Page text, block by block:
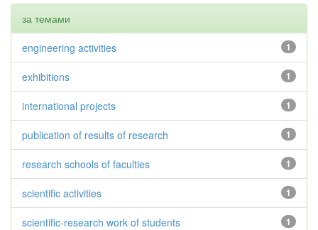
за темами
1
engineering activities
1
exhibitions
1
international projects
1
publication of results of research
1
research schools of faculties
1
scientific activities
1
scientific-research work of students